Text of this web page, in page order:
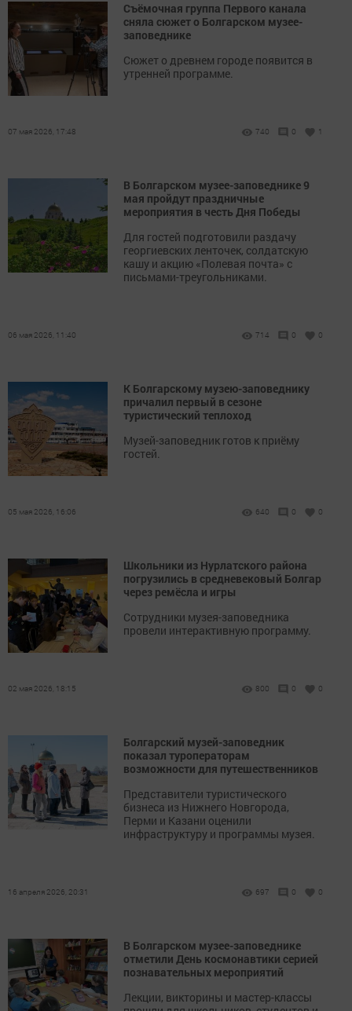
Съёмочная группа Первого канала
сняла сюжет о Болгарском музее-
заповеднике
Сюжет о древнем городе появится в
утренней программе.
07 мая 2026, 17:48 740 0 1
В Болгарском музее-заповеднике 9
мая пройдут праздничные
мероприятия в честь Дня Победы
Для гостей подготовили раздачу
георгиевских ленточек, солдатскую
кашу и акцию «Полевая почта» с
письмами-треугольниками.
06 мая 2026, 11:40 714 0 0
К Болгарскому музею-заповеднику
причалил первый в сезоне
туристический теплоход
Музей-заповедник готов к приёму
гостей.
05 мая 2026, 16:06 640 0 0
Школьники из Нурлатского района
погрузились в средневековый Болгар
через ремёсла и игры
Сотрудники музея-заповедника
провели интерактивную программу.
02 мая 2026, 18:15 800 0 0
Болгарский музей-заповедник
показал туроператорам
возможности для путешественников
Представители туристического
бизнеса из Нижнего Новгорода,
Перми и Казани оценили
инфраструктуру и программы музея.
16 апреля 2026, 20:31 697 0 0
В Болгарском музее-заповеднике
отметили День космонавтики серией
познавательных мероприятий
Лекции, викторины и мастер-классы